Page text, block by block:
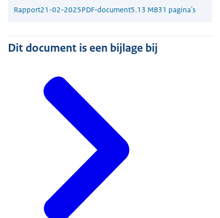
Rapport21-02-2025PDF-document5.13 MB31 pagina's
Dit document is een bijlage bij